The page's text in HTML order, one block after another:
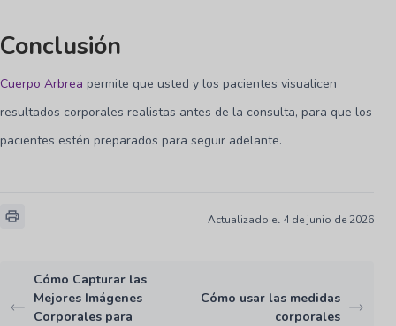
Conclusión
Cuerpo Arbrea permite que usted y los pacientes visualicen
resultados corporales realistas antes de la consulta, para que los
pacientes estén preparados para seguir adelante.
Actualizado el 4 de junio de 2026
Cómo Capturar las
Mejores Imágenes
Corporales para
Cómo usar las medidas
corporales